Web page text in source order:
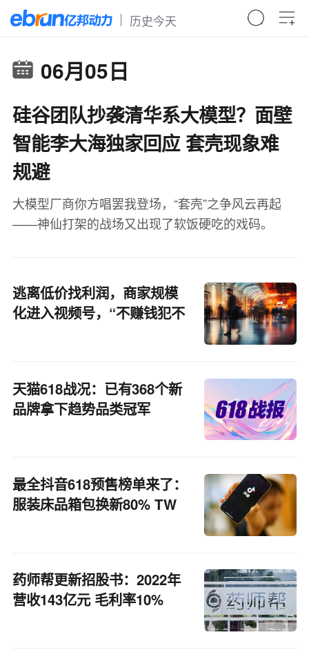
历史今天
06月05日
硅谷团队抄袭清华系大模型？面壁
智能李大海独家回应 套壳现象难
规避
大模型厂商你方唱罢我登场，“套壳”之争风云再起
——神仙打架的战场又出现了软饭硬吃的戏码。
逃离低价找利润，商家规模
化进入视频号，“不赚钱犯不
天猫618战况：已有368个新
品牌拿下趋势品类冠军
最全抖音618预售榜单来了：
服装床品箱包换新80% TW
药师帮更新招股书：2022年
营收143亿元 毛利率10%